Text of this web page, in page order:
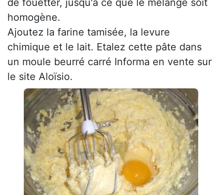
de fouetter, jusqu'à ce que le mélange soit
homogène.
Ajoutez la farine tamisée, la levure
chimique et le lait. Etalez cette pâte dans
un moule beurré carré Informa en vente sur
le site Aloïsio.